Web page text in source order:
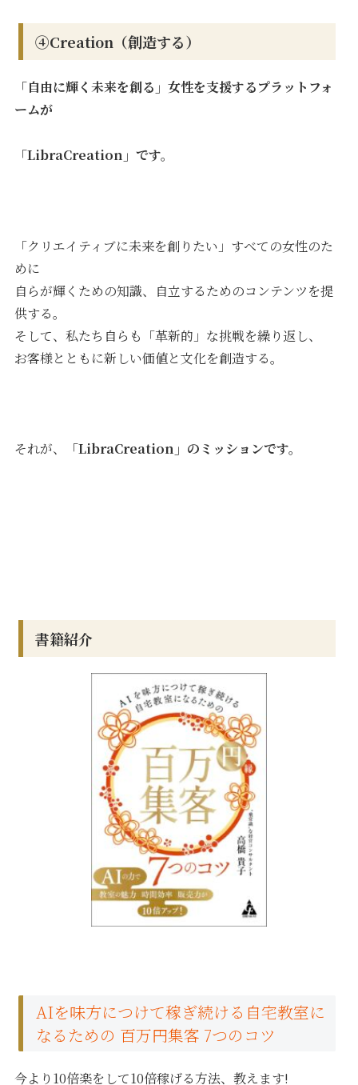
④Creation（創造する）
「自由に輝く未来を創る」女性を支援するプラットフォ
ームが
「LibraCreation」です。
「クリエイティブに未来を創りたい」すべての女性のた
めに
自らが輝くための知識、自立するためのコンテンツを提
供する。
そして、私たち自らも「革新的」な挑戦を繰り返し、
お客様とともに新しい価値と文化を創造する。
それが、 「LibraCreation」のミッションです。
書籍紹介
AIを味方につけて稼ぎ続ける自宅教室に
なるための 百万円集客 7つのコツ
今より10倍楽をして10倍稼げる方法、教えます!